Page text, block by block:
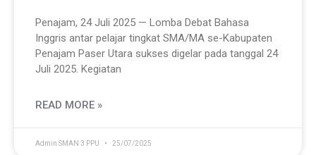
Penajam, 24 Juli 2025 — Lomba Debat Bahasa
Inggris antar pelajar tingkat SMA/MA se-Kabupaten
Penajam Paser Utara sukses digelar pada tanggal 24
Juli 2025. Kegiatan
READ MORE »
Admin SMAN 3 PPU 25/07/2025